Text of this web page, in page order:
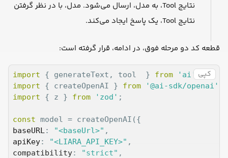
نتایج Tool، به مدل، ارسال می‌شود. مدل، با در نظر گرفتن
نتایج Tool، یک پاسخ ایجاد می‌کند.
قطعه کد دو مرحله فوق، در ادامه، قرار گرفته است:
کپی import { generateText, tool  } from 'ai'
import { createOpenAI } from '@ai-sdk/openai'
import { z } from 'zod' ;
const
baseURL : "<baseUrl>"
apiKey: "<LIARA_API_KEY>"
compatibility: "strict" ,